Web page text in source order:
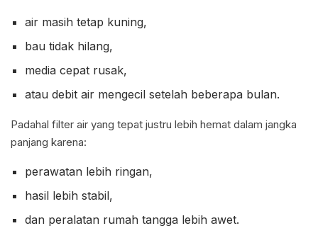
air masih tetap kuning,
bau tidak hilang,
media cepat rusak,
atau debit air mengecil setelah beberapa bulan.
Padahal filter air yang tepat justru lebih hemat dalam jangka
panjang karena:
perawatan lebih ringan,
hasil lebih stabil,
dan peralatan rumah tangga lebih awet.